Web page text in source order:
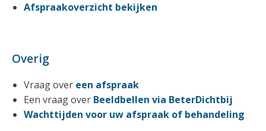
Afspraakoverzicht bekijken
Overig
Vraag over een afspraak
Een vraag over Beeldbellen via BeterDichtbij
Wachttijden voor uw afspraak of behandeling